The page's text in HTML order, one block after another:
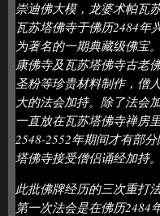
崇迪佛大模，龙婆术帕瓦
瓦苏塔佛寺于佛历2484年
为著名的一期典藏级佛宝
康佛寺及瓦苏塔佛寺古老
圣粉等珍贵材料制作，僧
大的法会加持。除了法会
一直放在瓦苏塔佛寺禅房
2548-2552年期间才有部
塔佛寺接受僧侣诵经加持。
此批佛牌经历的三次重打
第一次法会是在佛历2484